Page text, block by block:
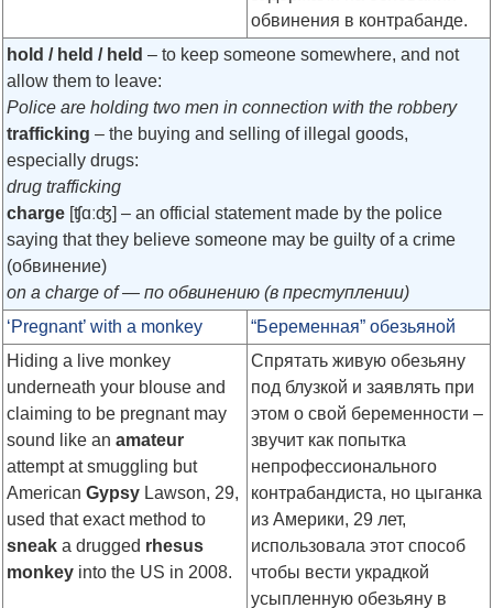
обвинения в контрабанде.
hold / held / held – to keep someone somewhere, and not
allow them to leave:
Police are holding two men in connection with the robbery
trafficking – the buying and selling of illegal goods,
especially drugs:
drug trafficking
charge [ʧɑːʤ] – an official statement made by the police
saying that they believe someone may be guilty of a crime
(обвинение)
on a charge of — по обвинению (в преступлении)
‘Pregnant’ with a monkey
“Беременная” обезьяной
Hiding a live monkey
underneath your blouse and
claiming to be pregnant may
sound like an amateur
attempt at smuggling but
American Gypsy Lawson, 29,
used that exact method to
sneak a drugged rhesus
monkey into the US in 2008.
Спрятать живую обезьяну
под блузкой и заявлять при
этом о свой беременности –
звучит как попытка
непрофессионального
контрабандиста, но цыганка
из Америки, 29 лет,
использовала этот способ
чтобы вести украдкой
усыпленную обезьяну в